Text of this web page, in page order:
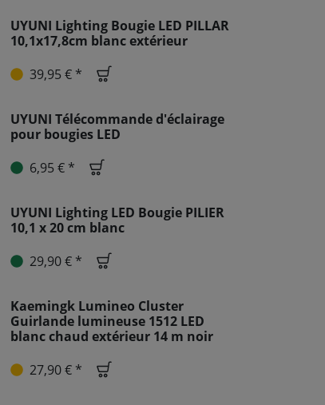
UYUNI Lighting Bougie LED PILLAR
10,1x17,8cm blanc extérieur
39,95 € *
UYUNI Télécommande d'éclairage
pour bougies LED
6,95 € *
UYUNI Lighting LED Bougie PILIER
10,1 x 20 cm blanc
29,90 € *
Kaemingk Lumineo Cluster
Guirlande lumineuse 1512 LED
blanc chaud extérieur 14 m noir
27,90 € *